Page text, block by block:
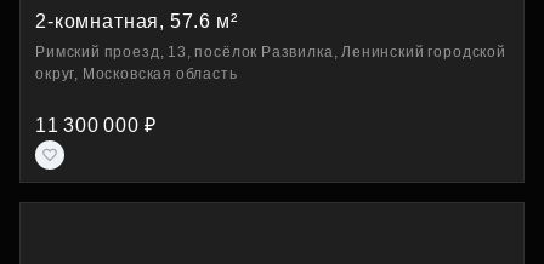
2-комнатная, 57.6 м²
Римский проезд, 13, посёлок Развилка, Ленинский городской
округ, Московская область
11 300 000 ₽